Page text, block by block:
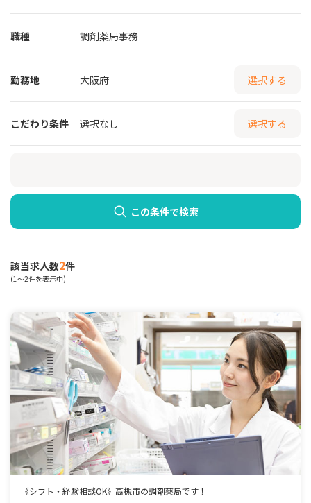
職種 調剤薬局事務
勤務地 大阪府 選択する
こだわり条件 選択なし 選択する
この条件で検索
該当求人数2件
(1～2件を表示中)
《シフト・経験相談OK》高槻市の調剤薬局です！